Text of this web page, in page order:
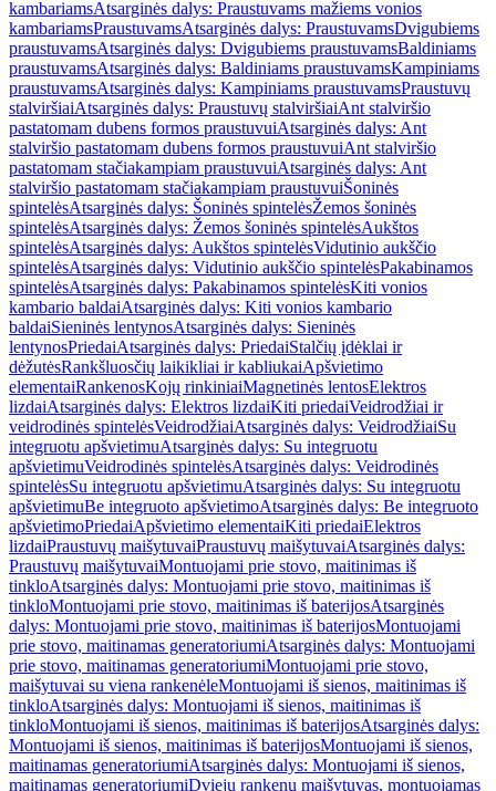
kambariamsAtsarginės dalys: Praustuvams mažiems vonios
kambariamsPraustuvamsAtsarginės dalys: PraustuvamsDvigubiems
praustuvamsAtsarginės dalys: Dvigubiems praustuvamsBaldiniams
praustuvamsAtsarginės dalys: Baldiniams praustuvamsKampiniams
praustuvamsAtsarginės dalys: Kampiniams praustuvamsPraustuvų
stalviršiaiAtsarginės dalys: Praustuvų stalviršiaiAnt stalviršio
pastatomam dubens formos praustuvuiAtsarginės dalys: Ant
stalviršio pastatomam dubens formos praustuvuiAnt stalviršio
pastatomam stačiakampiam praustuvuiAtsarginės dalys: Ant
stalviršio pastatomam stačiakampiam praustuvuiŠoninės
spintelėsAtsarginės dalys: Šoninės spintelėsŽemos šoninės
spintelėsAtsarginės dalys: Žemos šoninės spintelėsAukštos
spintelėsAtsarginės dalys: Aukštos spintelėsVidutinio aukščio
spintelėsAtsarginės dalys: Vidutinio aukščio spintelėsPakabinamos
spintelėsAtsarginės dalys: Pakabinamos spintelėsKiti vonios
kambario baldaiAtsarginės dalys: Kiti vonios kambario
baldaiSieninės lentynosAtsarginės dalys: Sieninės
lentynosPriedaiAtsarginės dalys: PriedaiStalčių įdėklai ir
dėžutėsRankšluosčių laikikliai ir kabliukaiApšvietimo
elementaiRankenosKojų rinkiniaiMagnetinės lentosElektros
lizdaiAtsarginės dalys: Elektros lizdaiKiti priedaiVeidrodžiai ir
veidrodinės spintelėsVeidrodžiaiAtsarginės dalys: VeidrodžiaiSu
integruotu apšvietimuAtsarginės dalys: Su integruotu
apšvietimuVeidrodinės spintelėsAtsarginės dalys: Veidrodinės
spintelėsSu integruotu apšvietimuAtsarginės dalys: Su integruotu
apšvietimuBe integruoto apšvietimoAtsarginės dalys: Be integruoto
apšvietimoPriedaiApšvietimo elementaiKiti priedaiElektros
lizdaiPraustuvų maišytuvaiPraustuvų maišytuvaiAtsarginės dalys:
Praustuvų maišytuvaiMontuojami prie stovo, maitinimas iš
tinkloAtsarginės dalys: Montuojami prie stovo, maitinimas iš
tinkloMontuojami prie stovo, maitinimas iš baterijosAtsarginės
dalys: Montuojami prie stovo, maitinimas iš baterijosMontuojami
prie stovo, maitinamas generatoriumiAtsarginės dalys: Montuojami
prie stovo, maitinamas generatoriumiMontuojami prie stovo,
maišytuvai su viena rankenėleMontuojami iš sienos, maitinimas iš
tinkloAtsarginės dalys: Montuojami iš sienos, maitinimas iš
tinkloMontuojami iš sienos, maitinimas iš baterijosAtsarginės dalys:
Montuojami iš sienos, maitinimas iš baterijosMontuojami iš sienos,
maitinamas generatoriumiAtsarginės dalys: Montuojami iš sienos,
maitinamas generatoriumiDviejų rankenų maišytuvas, montuojamas